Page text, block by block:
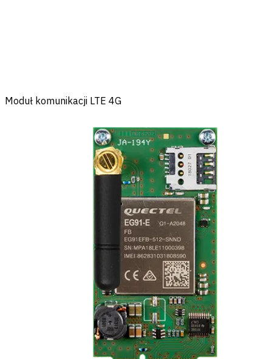
Moduł komunikacji LTE 4G